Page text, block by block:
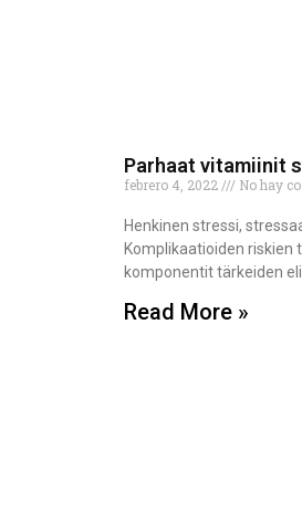
Parhaat vitamiinit
febrero 4, 2022 No hay
Henkinen stressi,
Komplikaatioiden
komponentit tärkeiden
Read More »